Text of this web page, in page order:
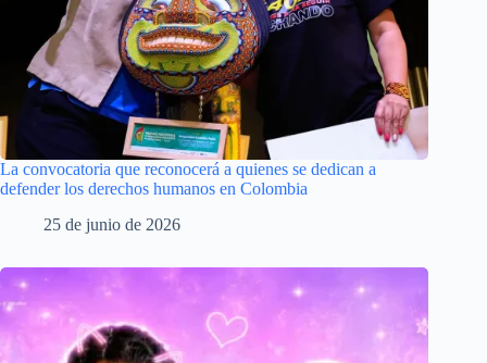
La convocatoria que reconocerá a quienes se dedican a
defender los derechos humanos en Colombia
25 de junio de 2026